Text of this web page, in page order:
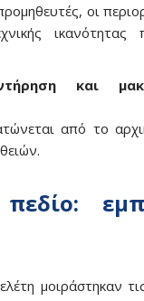
οι
ικανότητας
και
από το
μοιράστηκαν